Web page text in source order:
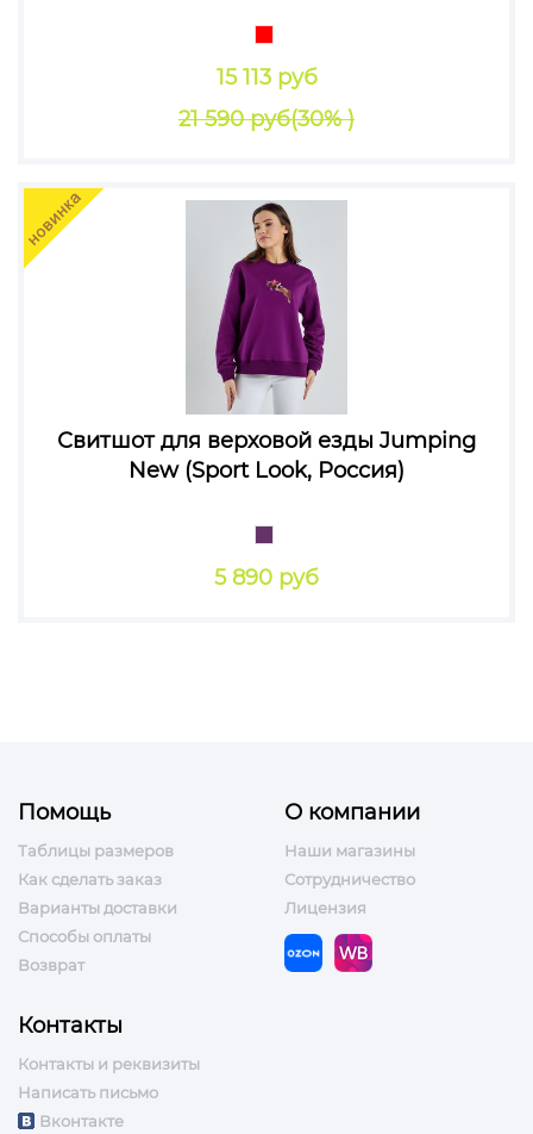
15 113 руб
21 590 руб(30% )
Свитшот для верховой езды Jumping
New (Sport Look, Россия)
5 890 руб
Помощь
Таблицы размеров
Как сделать заказ
Варианты доставки
Способы оплаты
Возврат
О компании
Наши магазины
Сотрудничество
Лицензия
Контакты
Контакты и реквизиты
Написать письмо
Вконтакте